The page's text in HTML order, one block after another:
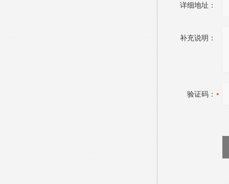
详细地址：
补充说明：
验证码：